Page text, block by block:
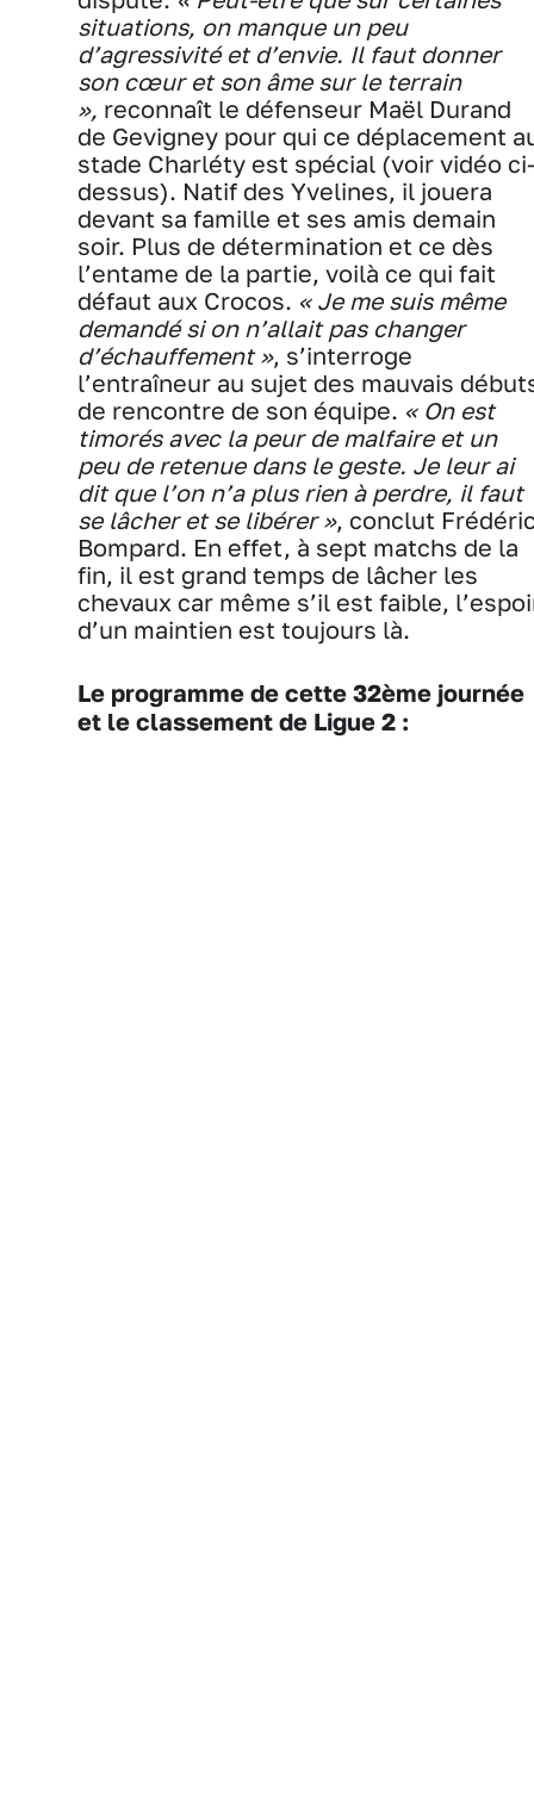
situations, on manque un peu
d’agressivité et d’envie. Il faut donner
son cœur et son âme sur le terrain
», reconnaît le défenseur Maël Durand
de Gevigney pour qui ce déplacement
stade Charléty est spécial (voir vidéo
dessus). Natif des Yvelines, il jouera
devant sa famille et ses amis demain
soir. Plus de détermination et ce dès
l’entame de la partie, voilà ce qui fait
défaut aux Crocos. « Je me suis même
demandé si on n’allait pas changer
d’échauffement », s’interroge
l’entraîneur au sujet des mauvais
de rencontre de son équipe. « On est
timorés avec la peur de malfaire et un
peu de retenue dans le geste. Je leur ai
dit que l’on n’a plus rien à perdre, il faut
se lâcher et se libérer », conclut
Bompard. En effet, à sept matchs de la
fin, il est grand temps de lâcher les
chevaux car même s’il est faible,
d’un maintien est toujours là.
Le programme de cette 32ème journée
et le classement de Ligue 2 :